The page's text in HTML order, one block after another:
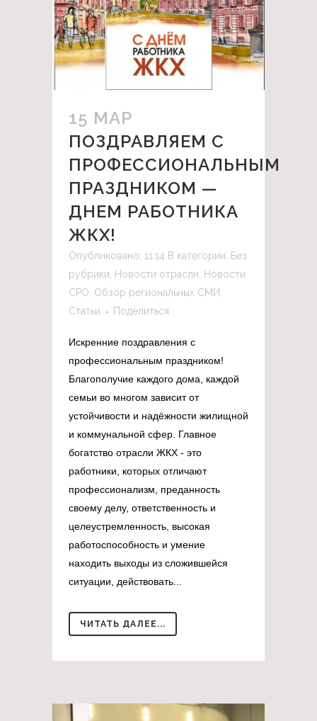
15 МАР
ПОЗДРАВЛЯЕМ С
ПРОФЕССИОНАЛЬНЫМ
ПРАЗДНИКОМ —
ДНЕМ РАБОТНИКА
ЖКХ!
Опубликовано: 11:14 В категории: Без
рубрики
Новости отрасли
Новости
СРО Обзор региональных СМИ
Статьи
Поделиться
Искренние поздравления с
профессиональным праздником!
Благополучие каждого дома, каждой
семьи во многом зависит от
устойчивости и надёжности жилищной
и коммунальной сфер. Главное
богатство отрасли ЖКХ - это
работники, которых отличают
профессионализм, преданность
своему делу, ответственность и
целеустремленность, высокая
работоспособность и умение
находить выходы из сложившейся
ситуации, действовать...
ЧИТАТЬ ДАЛЕЕ...